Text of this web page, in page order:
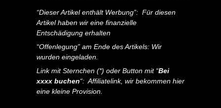
“Dieser Artikel enthält Werbung”: Für diesen
Artikel haben wir eine finanzielle
Entschädigung erhalten
“Offenlegung” am Ende des Artikels: Wir
wurden eingeladen.
Link mit Sternchen (*) oder Button mit “Bei
xxxx buchen“: Affiliatelink, wir bekommen hier
eine kleine Provision.